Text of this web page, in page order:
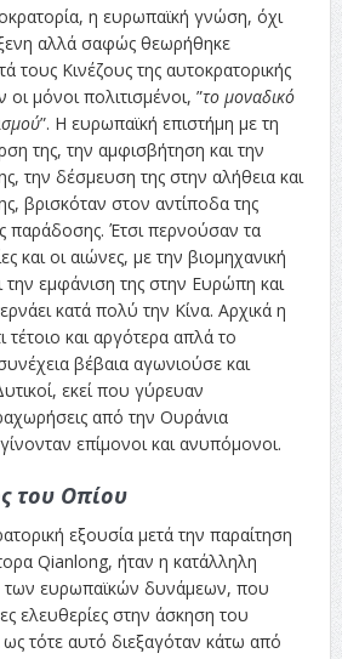
η ευρωπαϊκή γνώση, όχι
αλλά σαφώς θεωρήθηκε
τους Κινέζους της αυτοκρατορικής
μόνοι πολιτισμένοι, ”το μοναδικό
”. Η ευρωπαϊκή επιστήμη με τη
της, την αμφισβήτηση και την
την δέσμευση της στην αλήθεια και
βρισκόταν στον αντίποδα της
παράδοσης. Έτσι περνούσαν τα
και οι αιώνες, με την βιομηχανική
εμφάνιση της στην Ευρώπη και
κατά πολύ την Κίνα. Αρχικά η
τέτοιο και αργότερα απλά το
βέβαια αγωνιούσε και
εκεί που γύρευαν
από την Ουράνια
επίμονοι και ανυπόμονοι.
του Οπίου
εξουσία μετά την παραίτηση
Qianlong, ήταν η κατάλληλη
των ευρωπαϊκών δυνάμεων, που
ελευθερίες στην άσκηση του
ως τότε αυτό διεξαγόταν κάτω από